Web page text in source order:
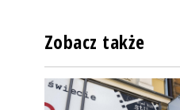
Zobacz także